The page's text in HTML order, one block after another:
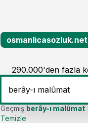
osmanlicasozluk.net
290.000'den fazla
Geçmiş
Temizle
berây-ı malûmat